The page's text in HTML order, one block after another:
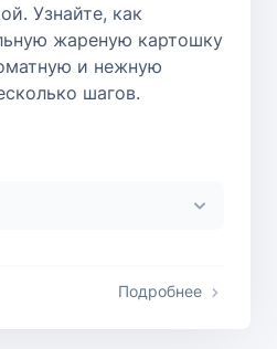
Узнайте, как
жареную картошку
и нежную
шагов.
Подробнее